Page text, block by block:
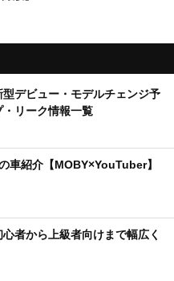
型デビュー・モデルチェンジ予
リーク情報一覧
車紹介【MOBY×YouTuber】
心者から上級者向けまで幅広く